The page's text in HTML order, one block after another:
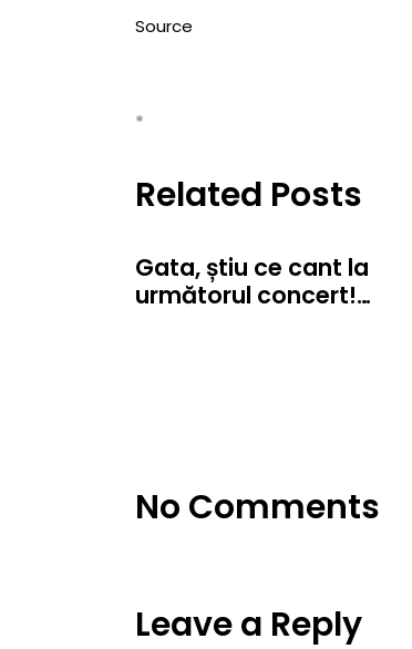
Source
*
Related Posts
Gata, știu ce cant la
următorul concert!…
No Comments
Leave a Reply